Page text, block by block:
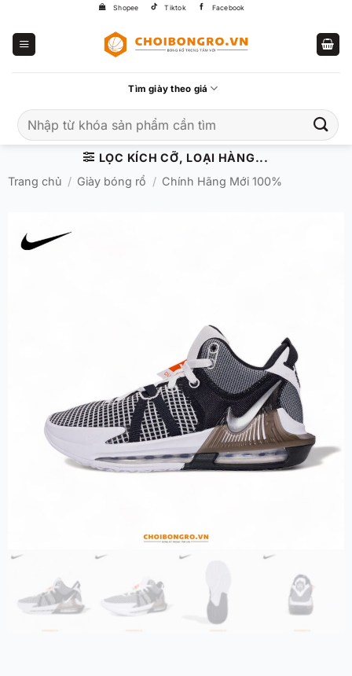
Shopee Tiktok Facebook
Tìm giày theo giá
kiếm:
LỌC KÍCH CỠ, LOẠI HÀNG...
Trang chủ / Giày bóng rổ / Chính Hãng Mới 100%